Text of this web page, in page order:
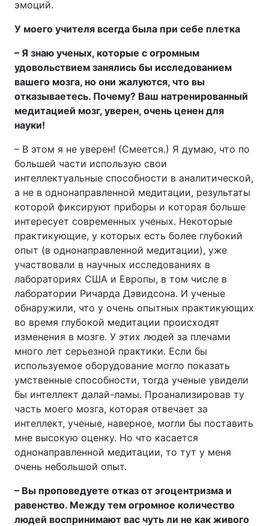
эмоций.
У моего учителя всегда была при себе плетка
– Я знаю ученых, которые с огромным
удовольствием занялись бы исследованием
вашего мозга, но они жалуются, что вы
отказываетесь. Почему? Ваш натренированный
медитацией мозг, уверен, очень ценен для
науки!
– В этом я не уверен! (Смеется.) Я думаю, что по
большей части использую свои
интеллектуальные способности в аналитической,
а не в однонаправленной медитации, результаты
которой фиксируют приборы и которая больше
интересует современных ученых. Некоторые
практикующие, у которых есть более глубокий
опыт (в однонаправленной медитации), уже
участвовали в научных исследованиях в
лабораториях США и Европы, в том числе в
лаборатории Ричарда Дэвидсона. И ученые
обнаружили, что у очень опытных практикующих
во время глубокой медитации происходят
изменения в мозге. У этих людей за плечами
много лет серьезной практики. Если бы
используемое оборудование могло показать
умственные способности, тогда ученые увидели
бы интеллект далай-ламы. Проанализировав ту
часть моего мозга, которая отвечает за
интеллект, ученые, наверное, могли бы поставить
мне высокую оценку. Но что касается
однонаправленной медитации, то тут у меня
очень небольшой опыт.
– Вы проповедуете отказ от эгоцентризма и
равенство. Между тем огромное количество
людей воспринимают вас чуть ли не как живого